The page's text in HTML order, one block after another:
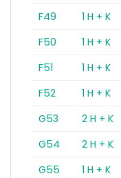
F49
1 H + K
F50
1 H + K
F51
1 H + K
F52
1 H + K
G53
2 H + K
G54
2 H + K
G55
1 H + K